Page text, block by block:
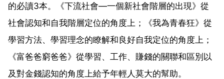
的必讀3本。《下流社會—一個新社會階層的出現》從
社會認知和自我階層定位的角度上；《我為青春狂》從
學習方法、學習理念的瞭解和良好自我定位的角度上；
《富爸爸窮爸爸》從學習、工作、賺錢的關聯和區別以
及對金錢認知的角度上給予年輕人莫大的幫助。